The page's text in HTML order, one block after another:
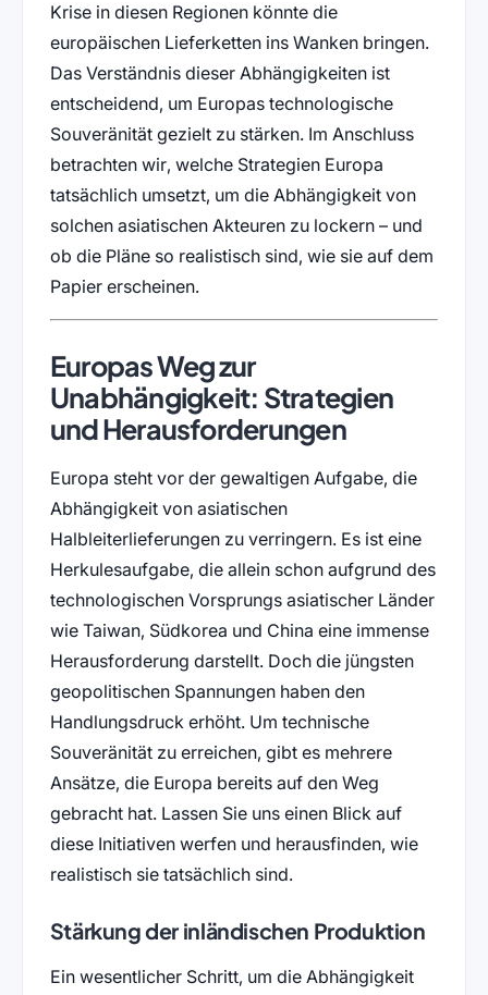
Krise in diesen Regionen könnte die
europäischen Lieferketten ins Wanken bringen.
Das Verständnis dieser Abhängigkeiten ist
entscheidend, um Europas technologische
Souveränität gezielt zu stärken. Im Anschluss
betrachten wir, welche Strategien Europa
tatsächlich umsetzt, um die Abhängigkeit von
solchen asiatischen Akteuren zu lockern – und
ob die Pläne so realistisch sind, wie sie auf dem
Papier erscheinen.
Europas Weg zur
Unabhängigkeit: Strategien
und Herausforderungen
Europa steht vor der gewaltigen Aufgabe, die
Abhängigkeit von asiatischen
Halbleiterlieferungen zu verringern. Es ist eine
Herkulesaufgabe, die allein schon aufgrund des
technologischen Vorsprungs asiatischer Länder
wie Taiwan, Südkorea und China eine immense
Herausforderung darstellt. Doch die jüngsten
geopolitischen Spannungen haben den
Handlungsdruck erhöht. Um technische
Souveränität zu erreichen, gibt es mehrere
Ansätze, die Europa bereits auf den Weg
gebracht hat. Lassen Sie uns einen Blick auf
diese Initiativen werfen und herausfinden, wie
realistisch sie tatsächlich sind.
Stärkung der inländischen Produktion
Ein wesentlicher Schritt, um die Abhängigkeit